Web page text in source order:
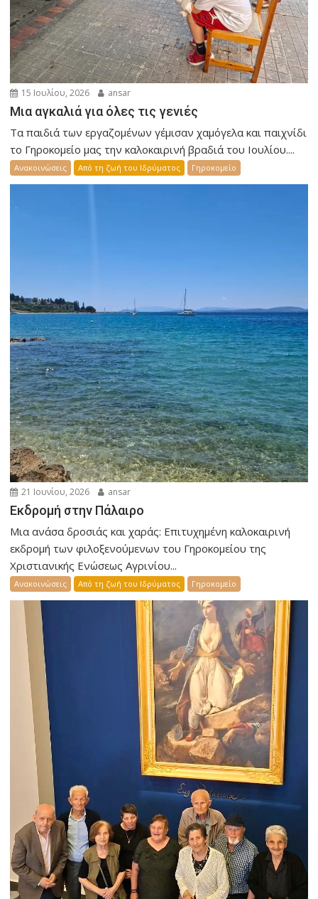
15 Ιουλίου, 2026 ansar
Μια αγκαλιά για όλες τις γενιές
Τα παιδιά των εργαζομένων γέμισαν χαμόγελα και παιχνίδι
το Γηροκομείο μας την καλοκαιρινή βραδιά του Ιουλίου....
Ανακοινώσεις Από τη ζωή του Ιδρύματος Γηροκομείο
21 Ιουνίου, 2026 ansar
Εκδρομή στην Πάλαιρο
Μια ανάσα δροσιάς και χαράς: Επιτυχημένη καλοκαιρινή
εκδρομή των φιλοξενούμενων του Γηροκομείου της
Χριστιανικής Ενώσεως Αγρινίου...
Ανακοινώσεις Από τη ζωή του Ιδρύματος Γηροκομείο